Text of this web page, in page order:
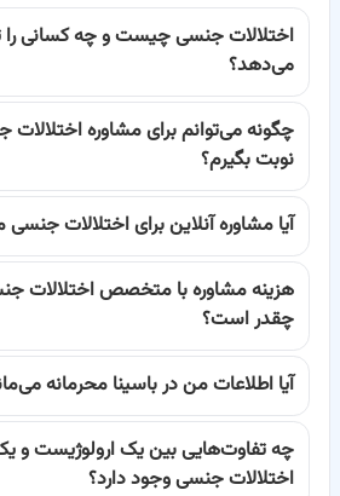
ما در باسینا به اهمیت حفظ حریم خصوصی و
کیفیت واقف هستیم. تمامی پزشکان
متخصصین مجرب و متعهدی هستند که با دانش
بهترین راهکارهای درمانی به شما می‌باشند. از
مشاوره آنلاین، تمامی امکانات لازم
متخصصین فراهم شده است. هدف ما این
بندرعباس که هستید، بتوانید به بهترین
داشته باشید.
چگونه بهترین متخصصین اختلالات
کنیم؟
پیدا کردن پزشک مناسب برای مشکلات
اختلالات جنسی چیست و چه کسانی را
می‌دهد؟
چگونه می‌توانم برای مشاوره
نوبت بگیرم؟
آیا مشاوره آنلاین برای اختلالات
هزینه مشاوره با متخصص اختلالات
چقدر است؟
آیا اطلاعات من در باسینا محرمانه
چه تفاوت‌هایی بین یک ارولوژیست
اختلالات جنسی وجود دارد؟